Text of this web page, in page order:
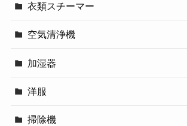
衣類スチーマー
空気清浄機
加湿器
洋服
掃除機